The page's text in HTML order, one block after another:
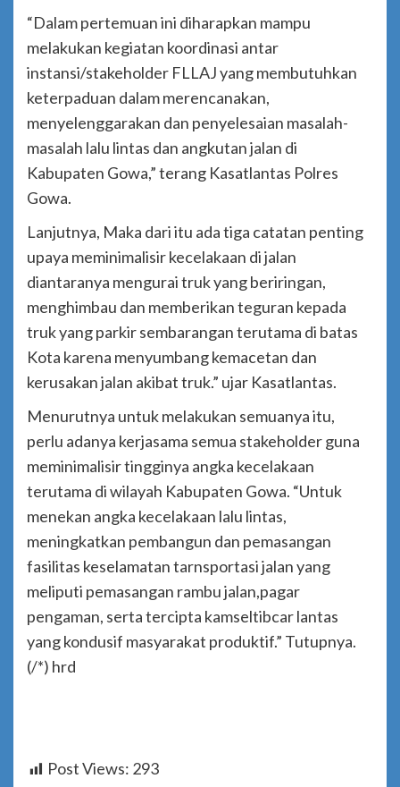
“Dalam pertemuan ini diharapkan mampu
melakukan kegiatan koordinasi antar
instansi/stakeholder FLLAJ yang membutuhkan
keterpaduan dalam merencanakan,
menyelenggarakan dan penyelesaian masalah-
masalah lalu lintas dan angkutan jalan di
Kabupaten Gowa,” terang Kasatlantas Polres
Gowa.
Lanjutnya, Maka dari itu ada tiga catatan penting
upaya meminimalisir kecelakaan di jalan
diantaranya mengurai truk yang beriringan,
menghimbau dan memberikan teguran kepada
truk yang parkir sembarangan terutama di batas
Kota karena menyumbang kemacetan dan
kerusakan jalan akibat truk.” ujar Kasatlantas.
Menurutnya untuk melakukan semuanya itu,
perlu adanya kerjasama semua stakeholder guna
meminimalisir tingginya angka kecelakaan
terutama di wilayah Kabupaten Gowa. “Untuk
menekan angka kecelakaan lalu lintas,
meningkatkan pembangun dan pemasangan
fasilitas keselamatan tarnsportasi jalan yang
meliputi pemasangan rambu jalan,pagar
pengaman, serta tercipta kamseltibcar lantas
yang kondusif masyarakat produktif.” Tutupnya.
(/*) hrd
Post Views: 293